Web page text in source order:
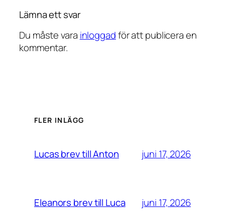
Lämna ett svar
Du måste vara inloggadför att publicera en
kommentar.
FLER INLÄGG
Lucas brev till Anton juni 17, 2026
Eleanors brev till Luca juni 17, 2026